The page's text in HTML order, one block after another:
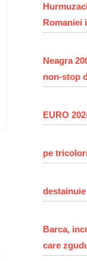
Romaniei
Neagra
non-stop
EURO
pe tricolori
destainuie
Barca,
care